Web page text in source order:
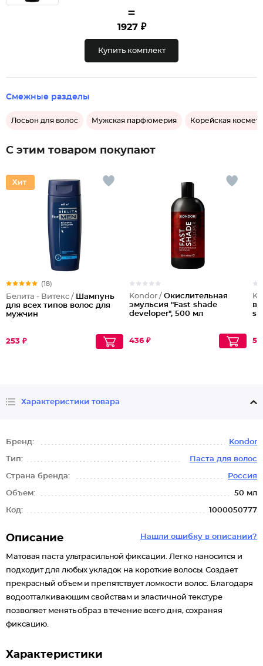
=
1927 ₽
Купить комплект
Смежные разделы
Лосьон для волос Мужская парфюмерия Корейская
С этим товаром покупают
(18)
Белита - Витекс / Шампунь
для всех типов волос для
мужчин
253 ₽
Kondor / Окислительная
эмульсия "Fast shade
developer", 500 мл
436 ₽
Характеристики товара
Бренд: Kondor
Тип: Паста для волос
Страна бренда: Россия
Объем: 50 мл
Код: 1000050777
Нашли ошибку в описании?
Описание
Матовая паста ультрасильной фиксации. Легко наносится и
подходит для любых укладок на короткие волосы. Создает
прекрасный объем и препятствует ломкости волос. Благодаря
водоотталкивающим свойствам и эластичной текстуре
позволяет менять образ в течение всего дня, сохраняя
фиксацию.
Характеристики